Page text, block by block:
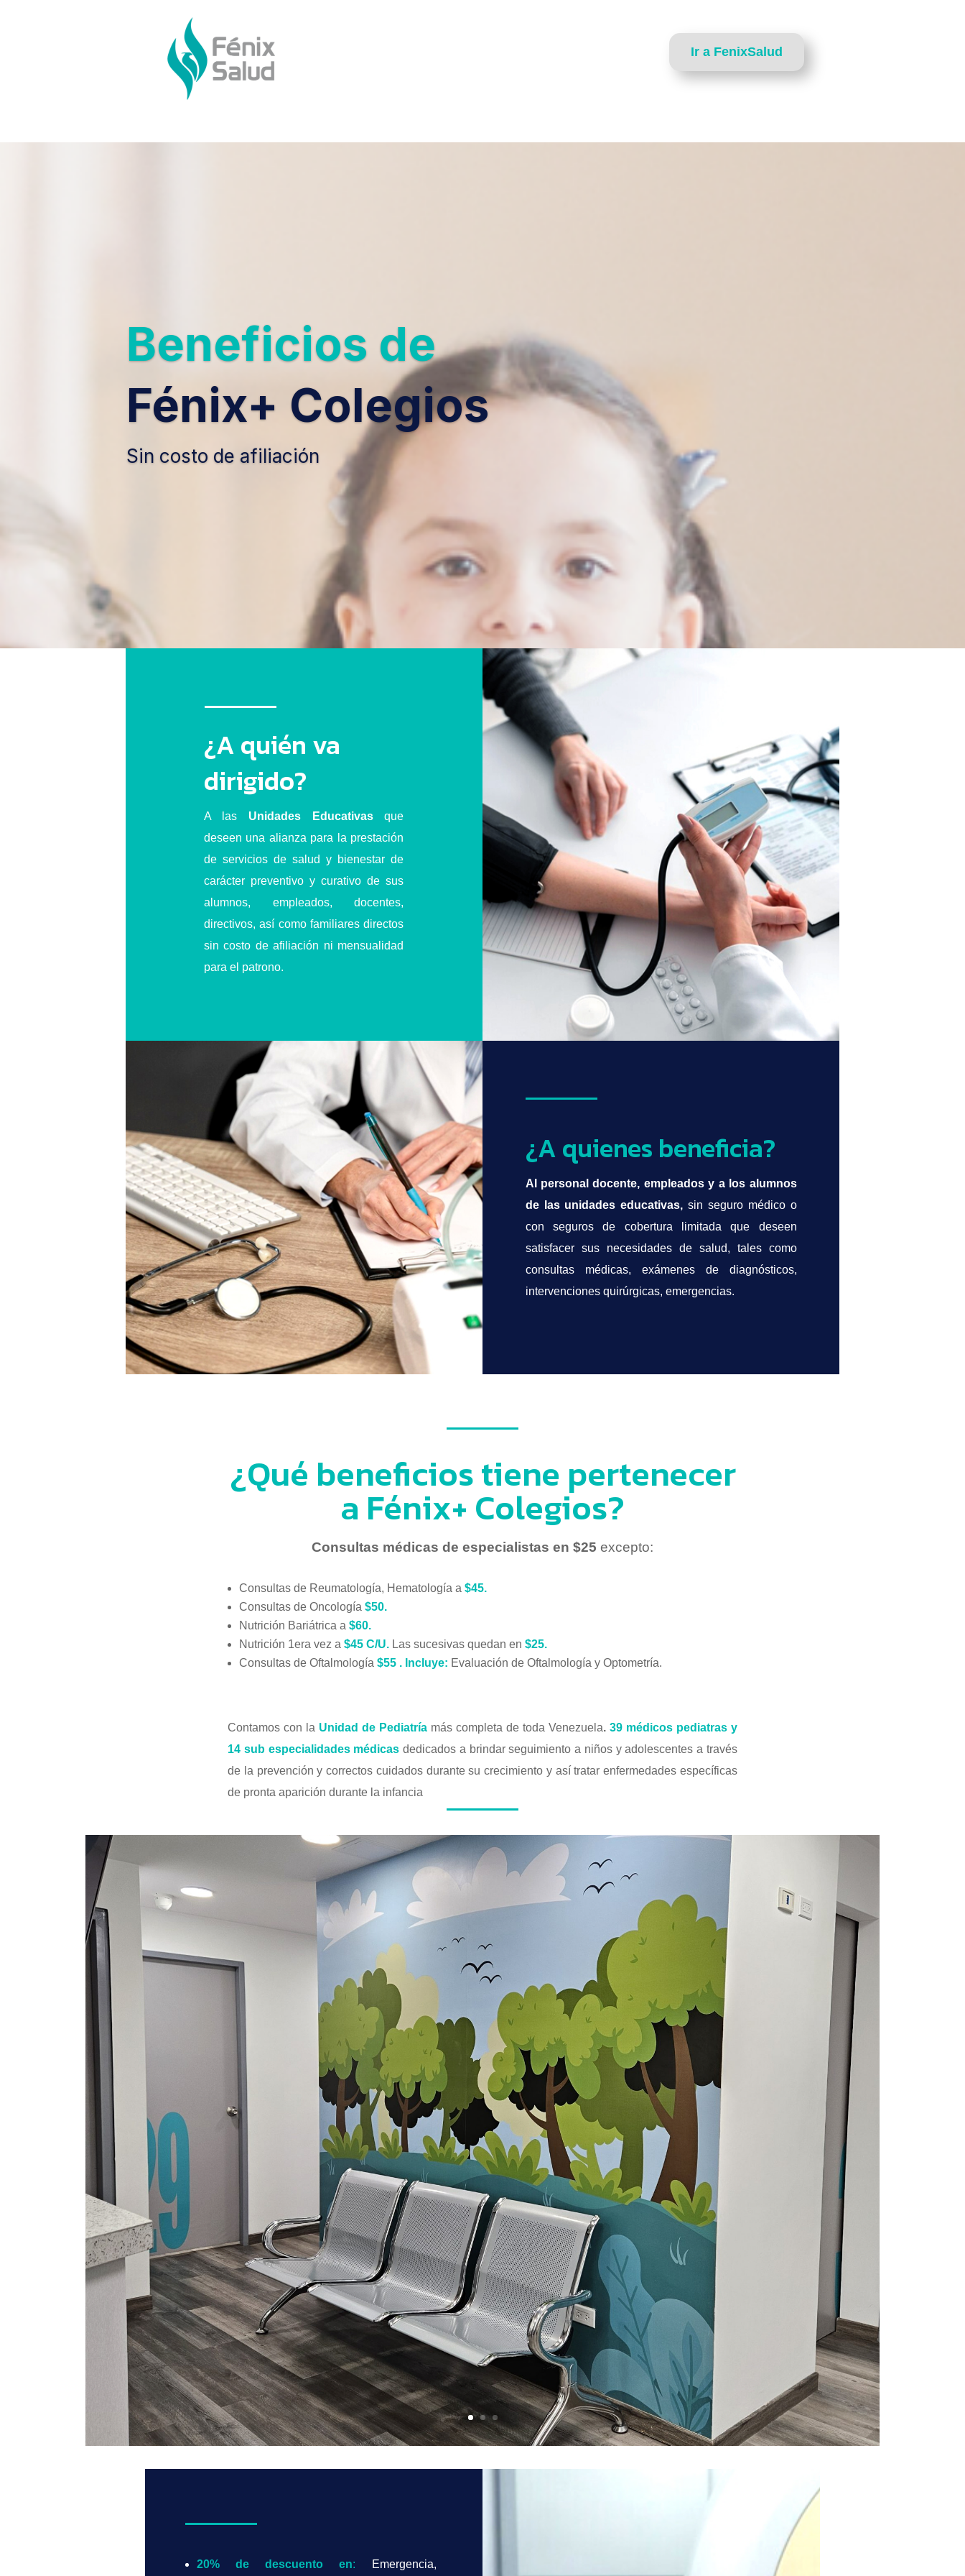
Ir a FenixSalud
Beneficios de
Fénix+ Colegios
Sin costo de afiliación
¿A quién va
dirigido?
A las Unidades Educativasque
deseen una alianza para la prestación
de servicios de salud y bienestar de
carácter preventivo y curativo de sus
alumnos, empleados, docentes,
directivos, así como familiares directos
sin costo de afiliación ni mensualidad
para el patrono.
¿A quienes beneficia?
Al personal docente, empleados y a los alumnos
de las unidades educativas, sin seguro médico o
con seguros de cobertura limitada que deseen
satisfacer sus necesidades de salud, tales como
consultas médicas, exámenes de diagnósticos,
intervenciones quirúrgicas, emergencias.
¿Qué beneficios tiene pertenecer
a Fénix+ Colegios?
Consultas médicas de especialistas en $25 excepto:
Consultas de Reumatología, Hematología a $45.
Consultas de Oncología $50.
Nutrición Bariátrica a $60.
Nutrición 1era vez a $45 C/U. Las sucesivas quedan en $25.
Consultas de Oftalmología $55 . Incluye: Evaluación de Oftalmología y Optometría.
Contamos con la Unidad de Pediatría más completa de toda Venezuela. 39 médicos pediatras y
14 sub especialidades médicas dedicados a brindar seguimiento a niños y adolescentes a través
de la prevención y correctos cuidados durante su crecimiento y así tratar enfermedades específicas
de pronta aparición durante la infancia
20% de descuento en: Emergencia,